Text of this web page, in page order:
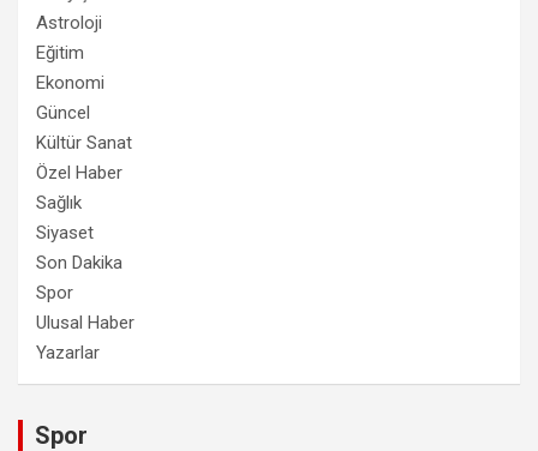
Astroloji
Eğitim
Ekonomi
Güncel
Kültür Sanat
Özel Haber
Sağlık
Siyaset
Son Dakika
Spor
Ulusal Haber
Yazarlar
Spor